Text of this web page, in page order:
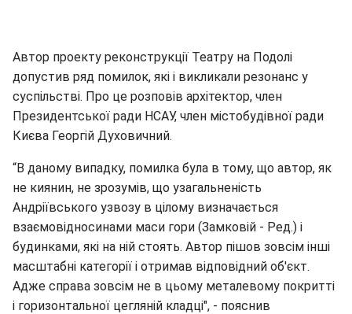
Автор проекту реконструкції Театру на Подолі
допустив ряд помилок, які і викликали резонанс у
суспільстві. Про це розповів архітектор, член
Президентської ради НСАУ, член містобудівної ради
Києва Георгій Духовичний.
“В даному випадку, помилка була в тому, що автор, як
не киянин, не зрозумів, що узагальненість
Андріївського узвозу в цілому визначається
взаємовідносинами маси гори (Замковій - Ред.) і
будинками, які на ній стоять. Автор пішов зовсім інші
масштабні категорії і отримав відповідний об'єкт.
Адже справа зовсім не в цьому металевому покритті
і горизонтальної цегляній кладці", - пояснив